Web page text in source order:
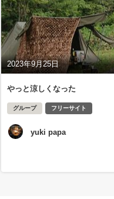
2023年9月25日
やっと涼しくなった
グループ フリーサイト
yuki papa